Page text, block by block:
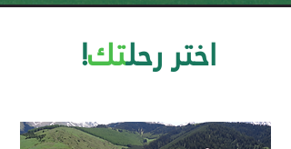
!اختر رحلتك